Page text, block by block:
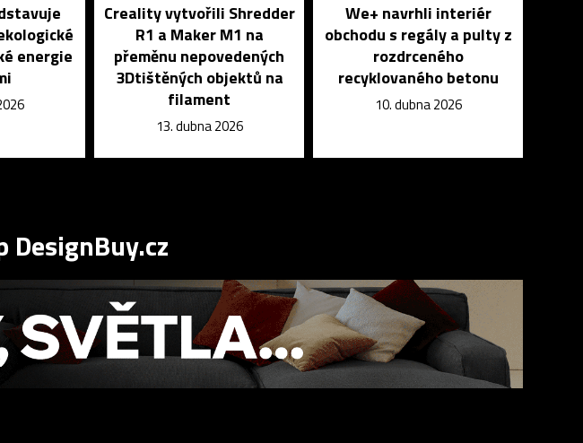
energie
Creality vytvořili Shredder
R1 a Maker M1 na
přeměnu nepovedených
3Dtištěných objektů na
filament
13. dubna 2026
We+ navrhli interiér
obchodu s regály a pulty z
rozdrceného
recyklovaného betonu
10. dubna 2026
DesignBuy.cz